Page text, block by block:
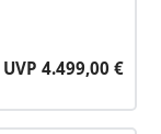
UVP 4.499,00 €